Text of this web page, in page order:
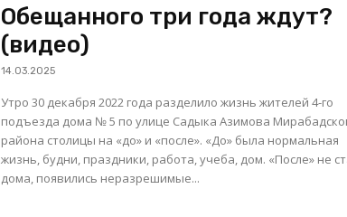
Обещанного три года ждут?
(видео)
14.03.2025
Утро 30 декабря 2022 года разделило жизнь жителей 4-го
подъезда дома № 5 по улице Садыка Азимова
района столицы на «до» и «после». «До» была нормальная
жизнь, будни, праздники, работа, учеба, дом. «После» не
дома, появились неразрешимые...